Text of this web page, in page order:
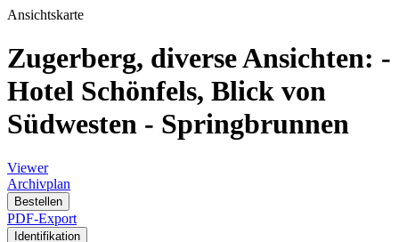
Ansichtskarte
Zugerberg, diverse Ansichten: -
Hotel Schönfels, Blick von
Südwesten - Springbrunnen
Viewer
Archivplan
Bestellen
PDF-Export
Identifikation